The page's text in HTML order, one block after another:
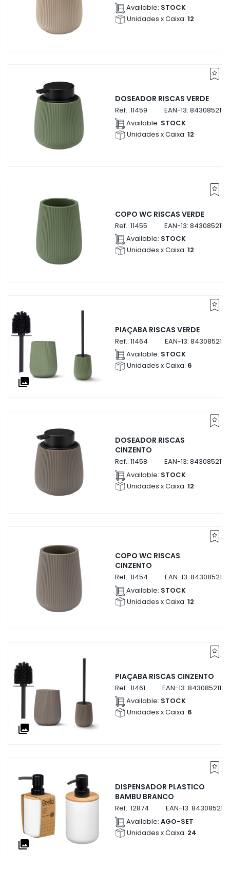
Available: STOCK
Unidades x Caixa: 12
DOSEADOR RISCAS VERDE
Ref.: 11459 EAN-13:
Available: STOCK
Unidades x Caixa: 12
COPO WC RISCAS VERDE
Ref.: 11455 EAN-13:
Available: STOCK
Unidades x Caixa: 12
collections
PIAÇABA RISCAS VERDE
Ref.: 11464 EAN-13:
Available: STOCK
Unidades x Caixa: 6
DOSEADOR RISCAS
CINZENTO
Ref.: 11458 EAN-13:
Available: STOCK
Unidades x Caixa: 12
COPO WC RISCAS
CINZENTO
Ref.: 11454 EAN-13:
Available: STOCK
Unidades x Caixa: 12
collections
PIAÇABA RISCAS CINZENTO
Ref.: 11461 EAN-13:
Available: STOCK
Unidades x Caixa: 6
collections
DISPENSADOR PLASTICO
BAMBU BRANCO
Ref.: 12874 EAN-13:
Available: AGO-SET
Unidades x Caixa: 24